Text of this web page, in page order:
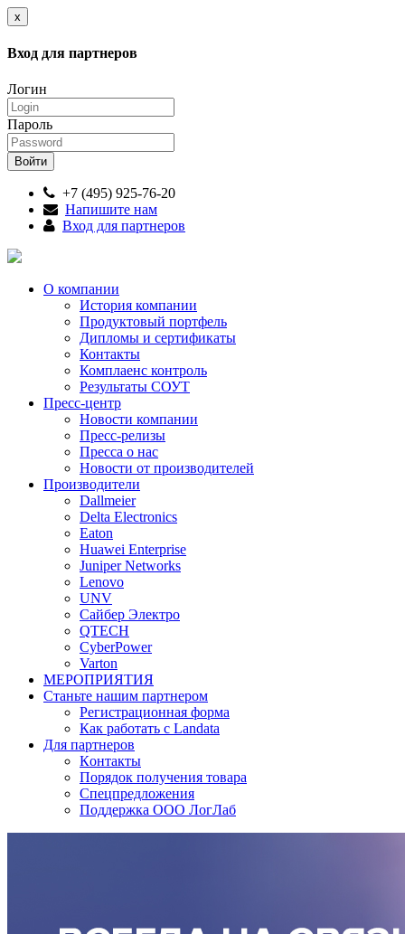
x
Вход для партнеров
Логин
Пароль
+7 (495) 925-76-20
Напишите нам
Вход для партнеров
О компании
История компании
Продуктовый портфель
Дипломы и сертификаты
Контакты
Комплаенс контроль
Результаты СОУТ
Пресс-центр
Новости компании
Пресс-релизы
Пресса о нас
Новости от производителей
Производители
Dallmeier
Delta Electronics
Eaton
Huawei Enterprise
Juniper Networks
Lenovo
UNV
Сайбер Электро
QTECH
CyberPower
Varton
МЕРОПРИЯТИЯ
Станьте нашим партнером
Регистрационная форма
Как работать с Landata
Для партнеров
Кoнтaкты
Порядок получения товара
Спецпредложения
Поддержка ООО ЛогЛаб